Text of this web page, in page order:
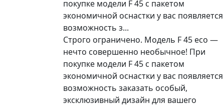
покупке модели F 45 с пакетом
экономичной оснастки у вас появляется
возможность з...
Строго ограничено. Модель F 45 eco —
нечто совершенно необычное! При
покупке модели F 45 с пакетом
экономичной оснастки у вас появляется
возможность заказать особый,
эксклюзивный дизайн для вашего